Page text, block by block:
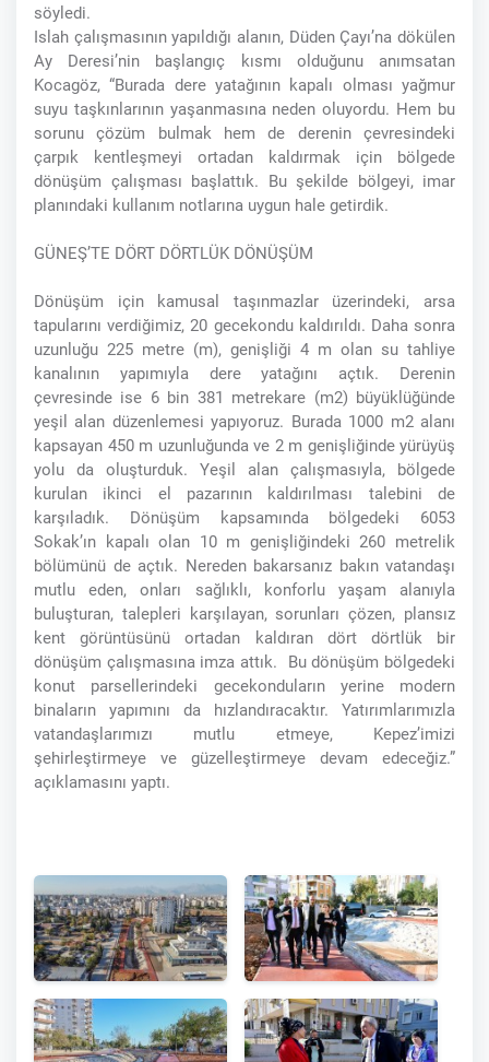
söyledi.
Islah çalışmasının yapıldığı alanın, Düden Çayı’na dökülen
Ay Deresi’nin başlangıç kısmı olduğunu anımsatan
Kocagöz, “Burada dere yatağının kapalı olması yağmur
suyu taşkınlarının yaşanmasına neden oluyordu. Hem bu
sorunu çözüm bulmak hem de derenin çevresindeki
çarpık kentleşmeyi ortadan kaldırmak için bölgede
dönüşüm çalışması başlattık. Bu şekilde bölgeyi, imar
planındaki kullanım notlarına uygun hale getirdik.
GÜNEŞ’TE DÖRT DÖRTLÜK DÖNÜŞÜM
Dönüşüm için kamusal taşınmazlar üzerindeki, arsa
tapularını verdiğimiz, 20 gecekondu kaldırıldı. Daha sonra
uzunluğu 225 metre (m), genişliği 4 m olan su tahliye
kanalının yapımıyla dere yatağını açtık. Derenin
çevresinde ise 6 bin 381 metrekare (m2) büyüklüğünde
yeşil alan düzenlemesi yapıyoruz. Burada 1000 m2 alanı
kapsayan 450 m uzunluğunda ve 2 m genişliğinde yürüyüş
yolu da oluşturduk. Yeşil alan çalışmasıyla, bölgede
kurulan ikinci el pazarının kaldırılması talebini de
karşıladık. Dönüşüm kapsamında bölgedeki 6053
Sokak’ın kapalı olan 10 m genişliğindeki 260 metrelik
bölümünü de açtık. Nereden bakarsanız bakın vatandaşı
mutlu eden, onları sağlıklı, konforlu yaşam alanıyla
buluşturan, talepleri karşılayan, sorunları çözen, plansız
kent görüntüsünü ortadan kaldıran dört dörtlük bir
dönüşüm çalışmasına imza attık. Bu dönüşüm bölgedeki
konut parsellerindeki gecekonduların yerine modern
binaların yapımını da hızlandıracaktır. Yatırımlarımızla
vatandaşlarımızı mutlu etmeye, Kepez’imizi
şehirleştirmeye ve güzelleştirmeye devam edeceğiz.”
açıklamasını yaptı.